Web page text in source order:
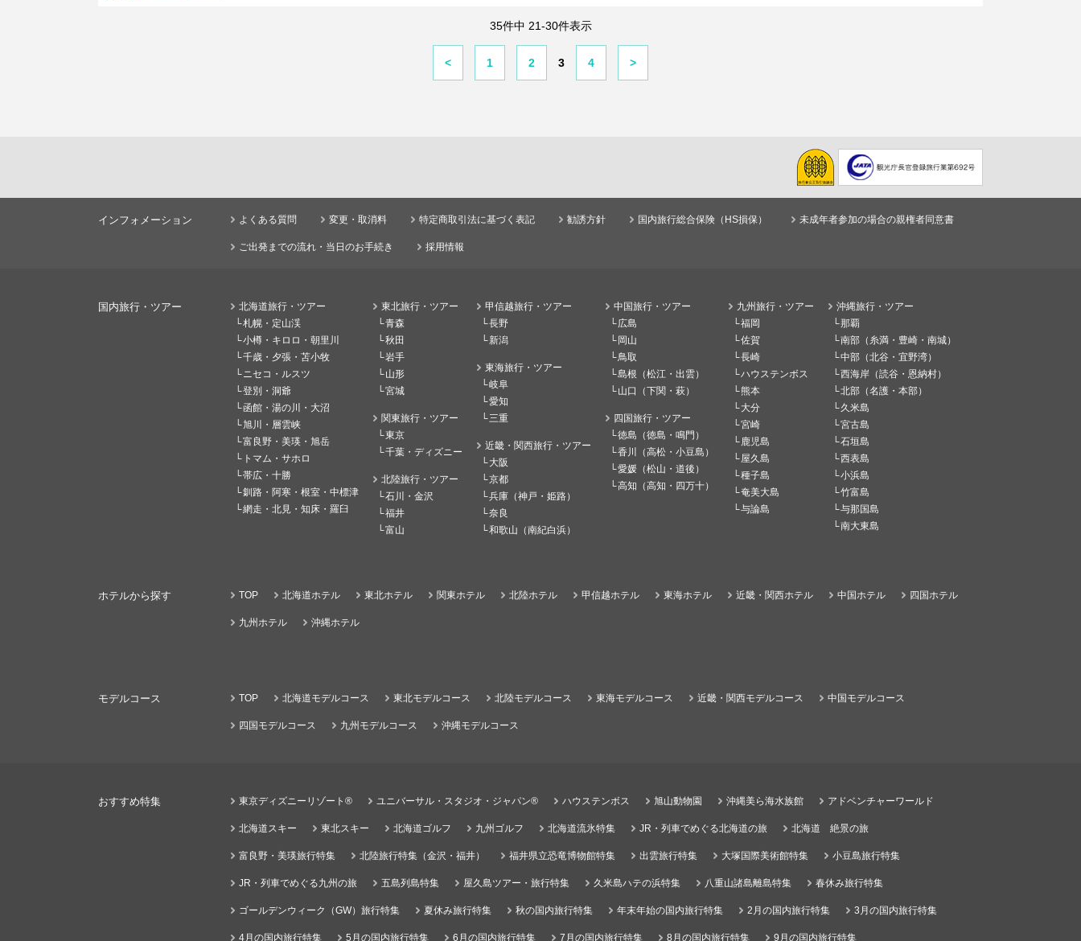
35件中 21-30件表示
< 1 2 3 4 >
インフォメーション よくある質問 変更・取消料 特定商取引法に基づく表記 勧誘方針 国内旅行総合保険（HS損保） 未成年者参加の場合の親権者同意書
ご出発までの流れ・当日のお手続き 採用情報
国内旅行・ツアー
北海道旅行・ツアー
札幌・定山渓
小樽・キロロ・朝里川
千歳・夕張・苫小牧
ニセコ・ルスツ
登別・洞爺
函館・湯の川・大沼
旭川・層雲峡
富良野・美瑛・旭岳
トマム・サホロ
帯広・十勝
釧路・阿寒・根室・中標津
網走・北見・知床・羅臼
東北旅行・ツアー
青森
秋田
岩手
山形
宮城
関東旅行・ツアー
東京
千葉・ディズニー
北陸旅行・ツアー
石川・金沢
福井
富山
甲信越旅行・ツアー
長野
新潟
東海旅行・ツアー
岐阜
愛知
三重
近畿・関西旅行・ツアー
大阪
京都
兵庫（神戸・姫路）
奈良
和歌山（南紀白浜）
中国旅行・ツアー
広島
岡山
鳥取
島根（松江・出雲）
山口（下関・萩）
四国旅行・ツアー
徳島（徳島・鳴門）
香川（高松・小豆島）
愛媛（松山・道後）
高知（高知・四万十）
九州旅行・ツアー
福岡
佐賀
長崎
ハウステンボス
熊本
大分
宮崎
鹿児島
屋久島
種子島
奄美大島
与論島
沖縄旅行・ツアー
那覇
南部（糸満・豊崎・南城）
中部（北谷・宜野湾）
西海岸（読谷・恩納村）
北部（名護・本部）
久米島
宮古島
石垣島
西表島
小浜島
竹富島
与那国島
南大東島
ホテルから探す TOP 北海道ホテル 東北ホテル 関東ホテル 北陸ホテル 甲信越ホテル 東海ホテル 近畿・関西ホテル 中国ホテル 四国ホテル
九州ホテル 沖縄ホテル
モデルコース TOP 北海道モデルコース 東北モデルコース 北陸モデルコース 東海モデルコース 近畿・関西モデルコース 中国モデルコース
四国モデルコース 九州モデルコース 沖縄モデルコース
おすすめ特集 東京ディズニーリゾート® ユニバーサル・スタジオ・ジャパン® ハウステンボス 旭山動物園 沖縄美ら海水族館 アドベンチャーワールド
北海道スキー 東北スキー 北海道ゴルフ 九州ゴルフ 北海道流氷特集 JR・列車でめぐる北海道の旅 北海道 絶景の旅
富良野・美瑛旅行特集 北陸旅行特集（金沢・福井） 福井県立恐竜博物館特集 出雲旅行特集 大塚国際美術館特集 小豆島旅行特集
JR・列車でめぐる九州の旅 五島列島特集 屋久島ツアー・旅行特集 久米島ハテの浜特集 八重山諸島離島特集 春休み旅行特集
ゴールデンウィーク（GW）旅行特集 夏休み旅行特集 秋の国内旅行特集 年末年始の国内旅行特集 2月の国内旅行特集 3月の国内旅行特集
4月の国内旅行特集 5月の国内旅行特集 6月の国内旅行特集 7月の国内旅行特集 8月の国内旅行特集 9月の国内旅行特集